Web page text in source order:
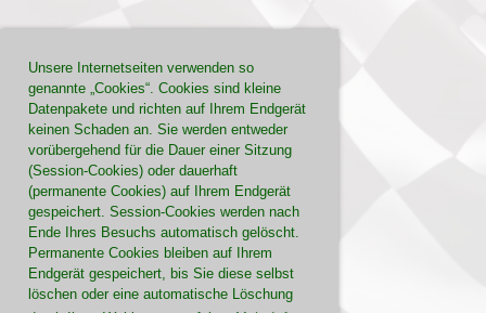
Unsere Internetseiten verwenden so
genannte „Cookies“. Cookies sind kleine
Datenpakete und richten auf Ihrem Endgerät
keinen Schaden an. Sie werden entweder
vorübergehend für die Dauer einer Sitzung
(Session-Cookies) oder dauerhaft
(permanente Cookies) auf Ihrem Endgerät
gespeichert. Session-Cookies werden nach
Ende Ihres Besuchs automatisch gelöscht.
Permanente Cookies bleiben auf Ihrem
Endgerät gespeichert, bis Sie diese selbst
löschen oder eine automatische Löschung